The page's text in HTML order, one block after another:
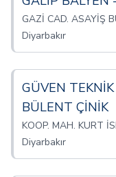
GAZİ CAD. ASAYİŞ
Diyarbakır
GÜVEN
BÜLENT ÇİNİK
KOOP. MAH. KURT
Diyarbakır